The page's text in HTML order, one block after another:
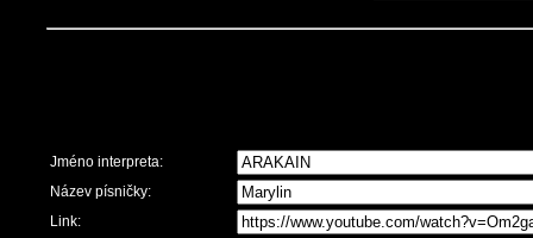
Jméno interpreta:
Název písničky:
Link: